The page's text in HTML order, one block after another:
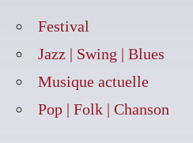
Festival
Jazz | Swing | Blues
Musique actuelle
Pop | Folk | Chanson